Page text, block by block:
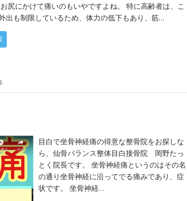
尻にかけて痛いのもいやですよね。 特に高齢者は、こ
出も制限しているため、体力の低下もあり、筋…
目白で坐骨神経痛の得意な整骨院をお探しな
ら、仙骨バランス整体目白接骨院 岡野たっ
とく院長です。 坐骨神経痛というのはその名
の通り坐骨神経に沿ってでる痛みであり、症
状です。 坐骨神経…